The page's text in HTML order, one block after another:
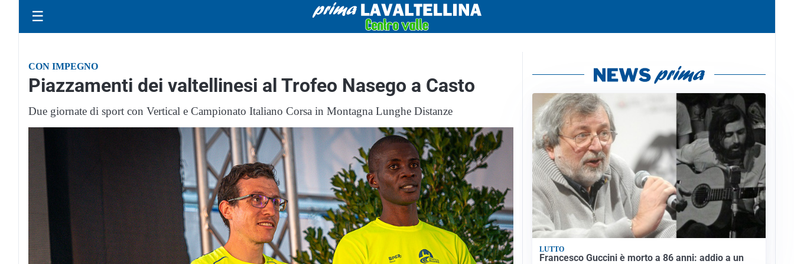
☰
CON IMPEGNO
Piazzamenti dei valtellinesi al Trofeo Nasego a Casto
Due giornate di sport con Vertical e Campionato Italiano Corsa in Montagna Lunghe Distanze
LUTTO
Francesco Guccini è morto a 86 anni: addio a un